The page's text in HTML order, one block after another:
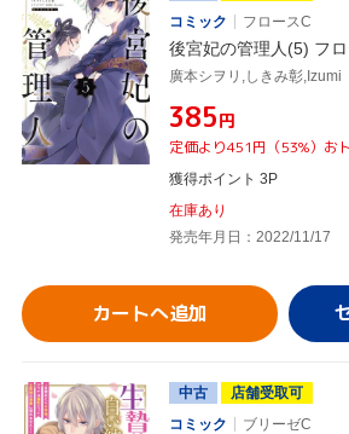
コミック
フロースC
後宮妃の管理人(5) フ
廣本シヲリ,しきみ彰,Izumi
¥385円
定価より451円（53%）お
獲得ポイント 3P
在庫あり
発売年月日：2022/11/17
カートへ追加
中古
店舗受取可
コミック
ブリーゼC